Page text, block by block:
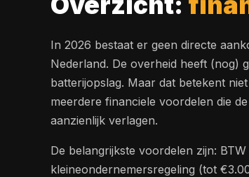
In 2026 bestaat er geen directe
Nederland. De overheid heeft (nog)
batterijopslag. Maar dat betekent
meerdere financiele voordelen die
aanzienlijk verlagen.
De belangrijkste voordelen zijn:
kleineondernemersregeling (tot